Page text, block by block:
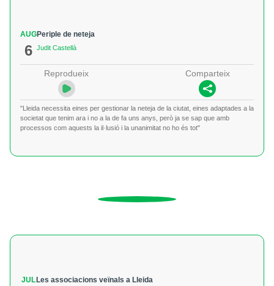
AUG
6
Periple de neteja
Judit Castellà
Reprodueix Comparteix
"Lleida necessita eines per gestionar la neteja de la ciutat, eines adaptades a la
societat que tenim ara i no a la de fa uns anys, però ja se sap que amb
processos com aquests la il·lusió i la unanimitat no ho és tot"
JULLes associacions veïnals a Lleida